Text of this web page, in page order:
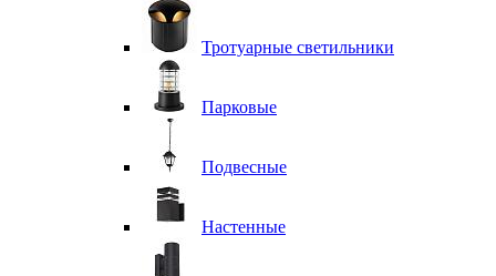
Тротуарные светильники
Парковые
Подвесные
Настенные